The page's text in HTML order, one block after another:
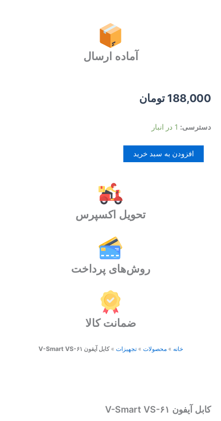
آماده ارسال
188,000 تومان
دسترسی: 1 در انبار
کابل
Smart
VS-
افزودن به سبد خرید
تحویل اکسپرس
روش‌های پرداخت
ضمانت کالا
خانه »محصولات »تجهیزات »کابل آیفون V-Smart VS-۶۱
کابل آیفون V-Smart VS-۶۱